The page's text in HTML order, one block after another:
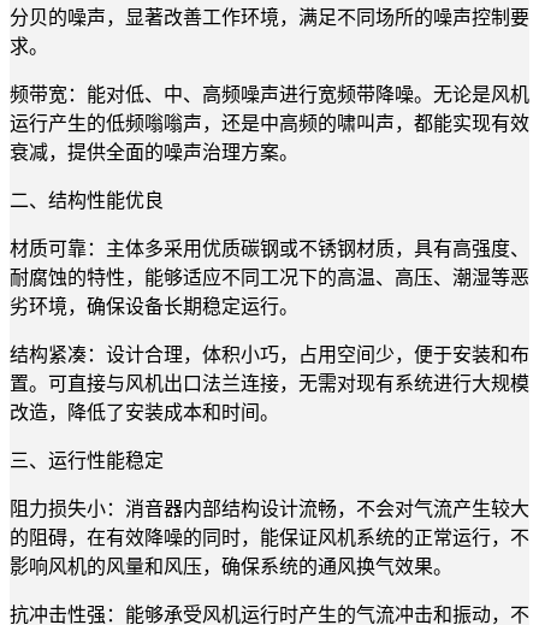
分贝的噪声，显著改善工作环境，满足不同场所的噪声控制要
求。
频带宽：能对低、中、高频噪声进行宽频带降噪。无论是风机
运行产生的低频嗡嗡声，还是中高频的啸叫声，都能实现有效
衰减，提供全面的噪声治理方案。
二、结构性能优良
材质可靠：主体多采用优质碳钢或不锈钢材质，具有高强度、
耐腐蚀的特性，能够适应不同工况下的高温、高压、潮湿等恶
劣环境，确保设备长期稳定运行。
结构紧凑：设计合理，体积小巧，占用空间少，便于安装和布
置。可直接与风机出口法兰连接，无需对现有系统进行大规模
改造，降低了安装成本和时间。
三、运行性能稳定
阻力损失小：消音器内部结构设计流畅，不会对气流产生较大
的阻碍，在有效降噪的同时，能保证风机系统的正常运行，不
影响风机的风量和风压，确保系统的通风换气效果。
抗冲击性强：能够承受风机运行时产生的气流冲击和振动，不